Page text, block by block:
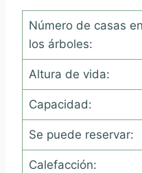
Número de casas en
los árboles:
Altura de vida:
Capacidad:
Se puede reservar:
Calefacción: